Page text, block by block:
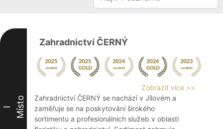
I Místo
Zahradnictví ČERNÝ
Zobrazit více >>
Zahradnictví ČERNÝ se nachází v Jílovém a
zaměřuje se na poskytování širokého
sortimentu a profesionálních služeb v oblasti